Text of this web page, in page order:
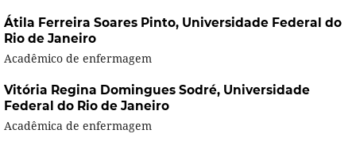
Átila Ferreira Soares Pinto, Universidade Federal do
Rio de Janeiro
Acadêmico de enfermagem
Vitória Regina Domingues Sodré, Universidade
Federal do Rio de Janeiro
Acadêmica de enfermagem